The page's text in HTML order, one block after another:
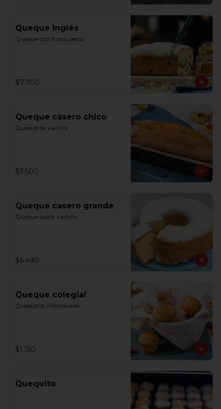
Queque Inglés
Queque con frutos secos
$7.700
Queque casero chico
Queque de vainilla
$3.500
Queque casero grande
Queque sabor vainilla
$6.490
Queque colegial
Quequitos individuales
$1.150
Quequito